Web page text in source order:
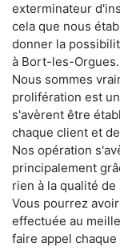
exterminateur
cela que nous
donner la
à Bort-les-Orgues.
Nous sommes
prolifération est
s'avèrent être
chaque client et
Nos opération
principalement
rien à la qualité
Vous pourrez
effectuée au
faire appel